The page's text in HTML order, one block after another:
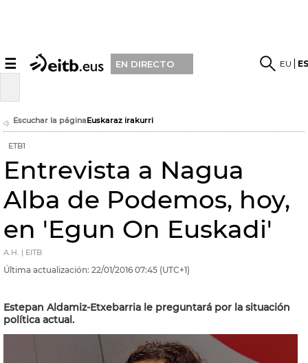
☰ EN DIRECTO EU
Escuchar la páginaEuskaraz irakurri
ETB1
Entrevista a Nagua
Alba de Podemos, hoy,
en 'Egun On Euskadi'
A.H. | EITB
Última actualización: 22/01/2016 07:45 (UTC+1)
Estepan Aldamiz-Etxebarria le preguntará por la situación
política actual.